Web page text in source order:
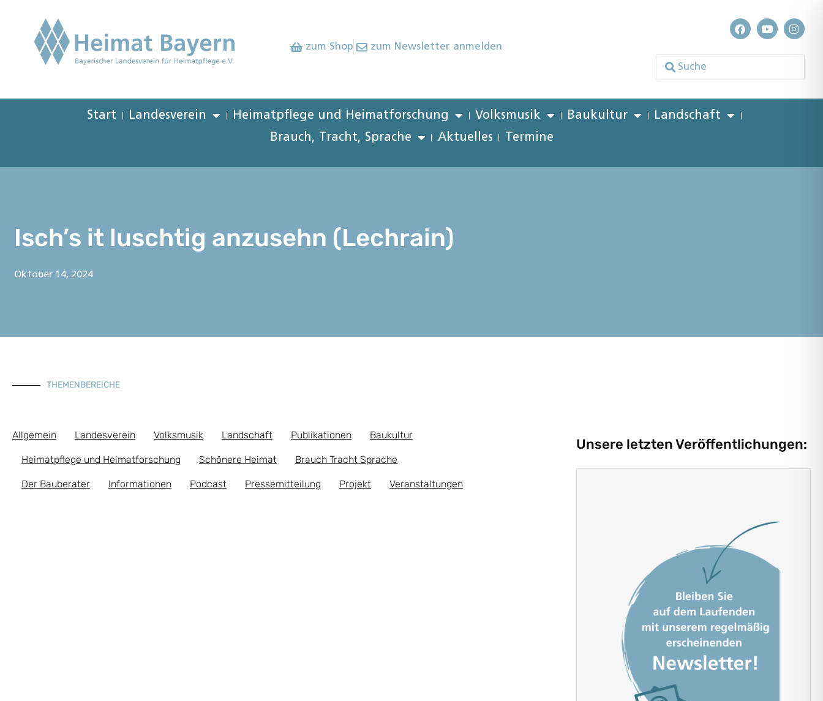
zum Shop zum Newsletter anmelden
Start Landesverein Heimatpflege und Heimatforschung Volksmusik Baukultur
Landschaft
Brauch, Tracht, Sprache
Aktuelles Termine
Isch’s it luschtig anzusehn (Lechrain)
Oktober 14, 2024
THEMENBEREICHE
Allgemein Landesverein Volksmusik Landschaft Publikationen Baukultur
Heimatpflege und Heimatforschung Schönere Heimat Brauch Tracht Sprache
Der Bauberater Informationen Podcast Pressemitteilung Projekt Veranstaltungen
Unsere letzten Veröffentlichungen: